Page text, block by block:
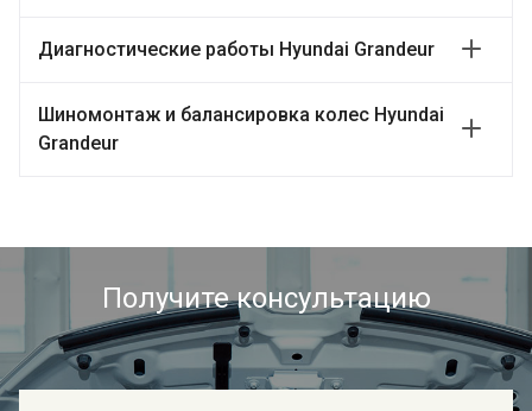
Диагностические работы Hyundai Grandeur
Шиномонтаж и балансировка колес Hyundai
Grandeur
Получите консультацию